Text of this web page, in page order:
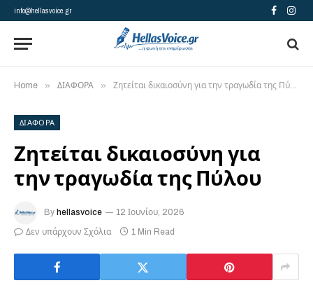
info@hellasvoice.gr Facebook
Home » ΔΙΑΦΟΡΑ » Ζητείται δικαιοσύνη για την τραγωδία της Πύλου
ΔΙΑΦΟΡΑ
Ζητείται δικαιοσύνη για
την τραγωδία της Πύλου
By hellasvoice
12 Ιουνίου, 2026
Δεν υπάρχουν Σχόλια
1 Min Read